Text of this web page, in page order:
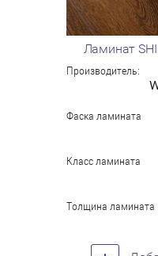
Ламинат
Производитель:
Фаска ламината
Класс ламината
Толщина ламината